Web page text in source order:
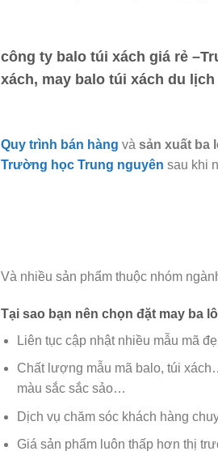
công ty balo túi xách giá rẻ
xách, may balo túi xách du
Quy trình bán hàng và sản xuất ba
Trường học Trung nguyên sau khi
Và nhiều sản phẩm thuộc nhóm
Tại sao bạn nên chọn đặt may ba
Liên tục cập nhật nhiều mẫu mã
Chất lượng mẫu mã balo, túi
màu sắc sắc sảo…
Dịch vụ chăm sóc khách hàng
Giá sản phẩm luôn thấp hơn thị